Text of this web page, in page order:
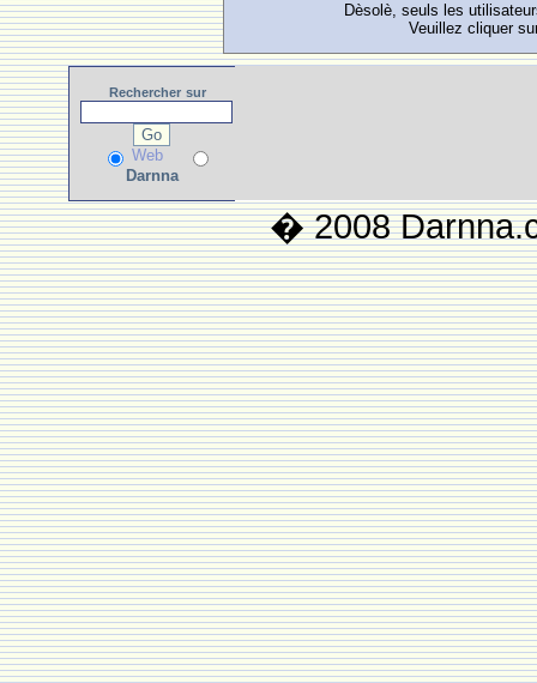
Dèsolè, seuls les
Veuillez cliquer
Rechercher sur
Web
Darnna
� 2008